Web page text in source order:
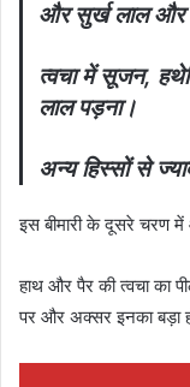
और सुर्ख लाल और
त्वचा में सूजन,
लाल पड़ना।
अन्य हिस्सों से
इस बीमारी के दूसरे चरण
हाथ और पैर की त्वचा का
पर और अक्सर इनका बड़ा